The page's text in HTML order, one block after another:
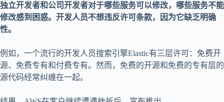
独立开发者和公司开发者对于哪些服务可以修改，哪些服务不能
修改感到困惑。开发人员不想违反许可条款，因为它缺乏明确
性。
例如，一个流行的开发人员搜索引擎Elastic有三层许可：免费开
源、免费专有和付费专有。然而，免费的开源和免费的专有层的
源代码经常纠缠在一起。